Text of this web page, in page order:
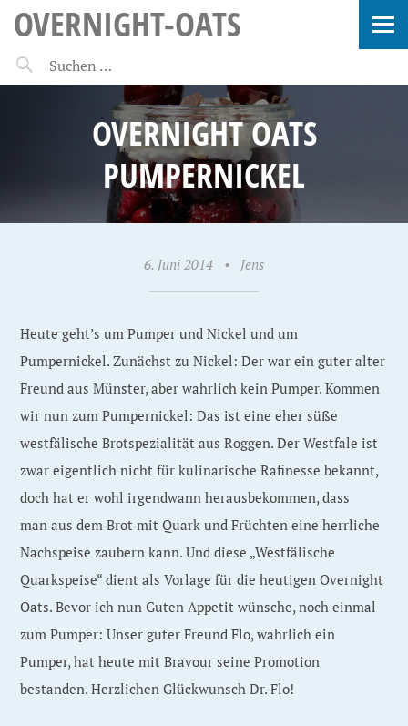
OVERNIGHT-OATS
OVERNIGHT OATS
PUMPERNICKEL
6. Juni 2014 • Jens
Heute geht’s um Pumper und Nickel und um
Pumpernickel. Zunächst zu Nickel: Der war ein guter alter
Freund aus Münster, aber wahrlich kein Pumper. Kommen
wir nun zum Pumpernickel: Das ist eine eher süße
westfälische Brotspezialität aus Roggen. Der Westfale ist
zwar eigentlich nicht für kulinarische Rafinesse bekannt,
doch hat er wohl irgendwann herausbekommen, dass
man aus dem Brot mit Quark und Früchten eine herrliche
Nachspeise zaubern kann. Und diese „Westfälische
Quarkspeise“ dient als Vorlage für die heutigen Overnight
Oats. Bevor ich nun Guten Appetit wünsche, noch einmal
zum Pumper: Unser guter Freund Flo, wahrlich ein
Pumper, hat heute mit Bravour seine Promotion
bestanden. Herzlichen Glückwunsch Dr. Flo!